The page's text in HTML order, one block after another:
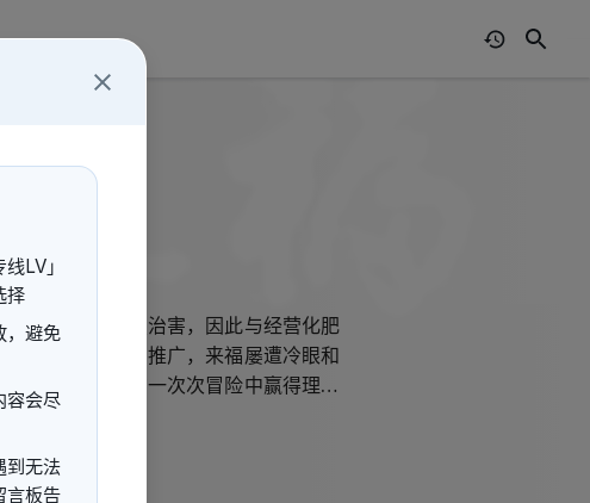
民用新办法防虫治害，因此与经营化肥
水建康活水器的推广，来福屡遭冷眼和
民抗议，也在一次次冒险中赢得理解
LV」
择
，避免
容会尽
到无法
言板告